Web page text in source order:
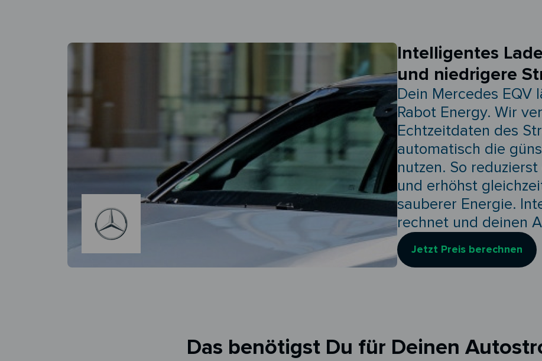
Intelligentes
und niedrigere
Dein Mercedes
Rabot Energy. Wir
Echtzeitdaten des
automatisch die
nutzen. So
und erhöhst
sauberer Energie.
rechnet und deinen
Jetzt Preis berechnen
Das benötigst Du für Deinen